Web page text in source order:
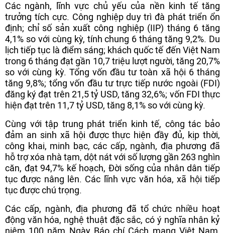
Các ngành, lĩnh vực chủ yếu của nền kinh tế tăng
trưởng tích cực. Công nghiệp duy trì đà phát triển ổn
định; chỉ số sản xuất công nghiệp (IIP) tháng 6 tăng
4,1% so với cùng kỳ, tính chung 6 tháng tăng 9,2%. Du
lịch tiếp tục là điểm sáng; khách quốc tế đến Việt Nam
trong 6 tháng đạt gần 10,7 triệu lượt người, tăng 20,7%
so với cùng kỳ. Tổng vốn đầu tư toàn xã hội 6 tháng
tăng 9,8%; tổng vốn đầu tư trực tiếp nước ngoài (FDI)
đăng ký đạt trên 21,5 tỷ USD, tăng 32,6%; vốn FDI thực
hiện đạt trên 11,7 tỷ USD, tăng 8,1% so với cùng kỳ.
Cùng với tập trung phát triển kinh tế, công tác bảo
đảm an sinh xã hội được thực hiện đầy đủ, kịp thời,
công khai, minh bạc, các cấp, ngành, địa phương đã
hỗ trợ xóa nhà tạm, dột nát với số lượng gần 263 nghìn
căn, đạt 94,7% kế hoạch, Đời sống của nhân dân tiếp
tục được nâng lên. Các lĩnh vực văn hóa, xã hội tiếp
tục được chú trọng.
Các cấp, ngành, địa phương đã tổ chức nhiều hoạt
động văn hóa, nghệ thuật đặc sắc, có ý nghĩa nhân kỷ
niệm 100 năm Ngày Báo chí Cách mạng Việt Nam,